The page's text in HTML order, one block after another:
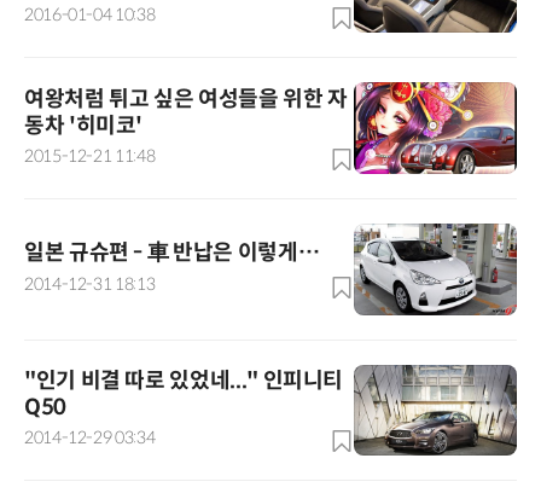
2016-01-04 10:38
여왕처럼 튀고 싶은 여성들을 위한 자
동차 '히미코'
2015-12-21 11:48
일본 규슈편 - 車 반납은 이렇게…
2014-12-31 18:13
"인기 비결 따로 있었네..." 인피니티
Q50
2014-12-29 03:34